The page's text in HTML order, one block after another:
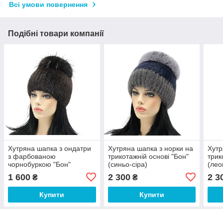
Всі умови повернення
Подібні товари компанії
Хутряна шапка з ондатри
з фарбованою
чорнобуркою "Бон"
1 600 ₴
Купити
Хутряна шапка з норки на
трикотажній основі "Бон"
(синьо-сіра)
2 300₴
Купити
2